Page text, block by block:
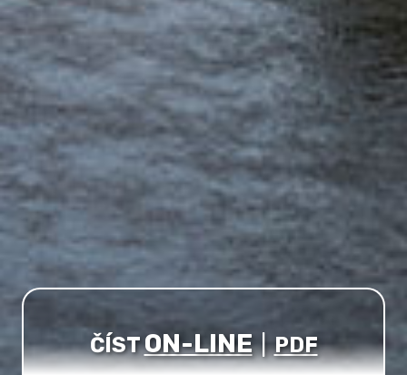
ČÍSTON-LINE | PDF